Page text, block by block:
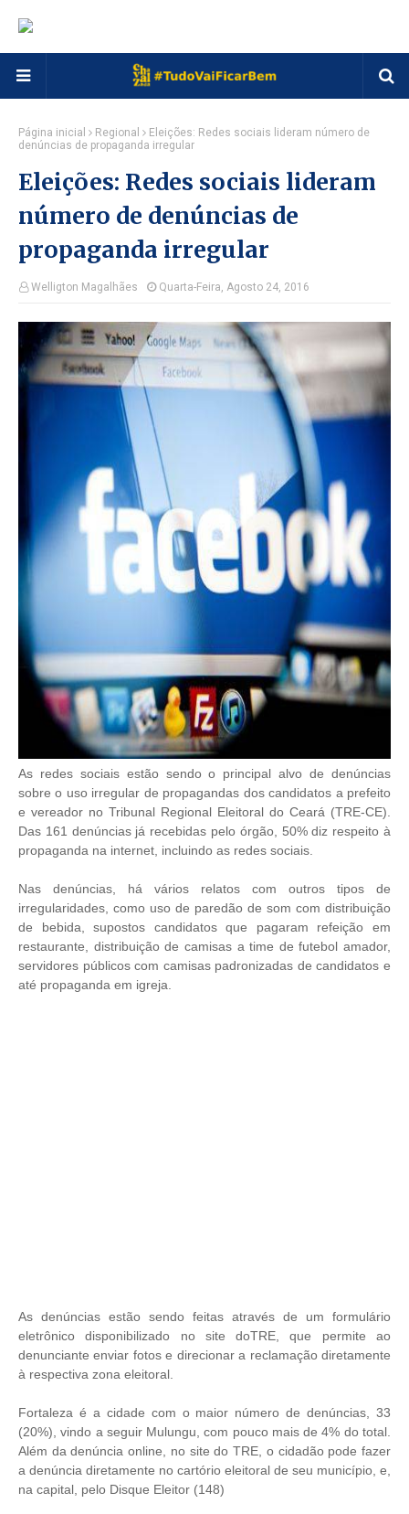
Página inicial Regional
Eleições: Redes sociais lideram número de
denúncias de propaganda irregular
Eleições: Redes sociais lideram
número de denúncias de
propaganda irregular
Welligton Magalhães Quarta-Feira, Agosto 24, 2016
As redes sociais estão sendo o principal alvo de denúncias
sobre o uso irregular de propagandas dos candidatos a prefeito
e vereador no Tribunal Regional Eleitoral do Ceará (TRE-CE).
Das 161 denúncias já recebidas pelo órgão, 50% diz respeito à
propaganda na internet, incluindo as redes sociais.
Nas denúncias, há vários relatos com outros tipos de
irregularidades, como uso de paredão de som com distribuição
de bebida, supostos candidatos que pagaram refeição em
restaurante, distribuição de camisas a time de futebol amador,
servidores públicos com camisas padronizadas de candidatos e
até propaganda em igreja.
As denúncias estão sendo feitas através de um formulário
eletrônico disponibilizado no site doTRE, que permite ao
denunciante enviar fotos e direcionar a reclamação diretamente
à respectiva zona eleitoral.
Fortaleza é a cidade com o maior número de denúncias, 33
(20%), vindo a seguir Mulungu, com pouco mais de 4% do total.
Além da denúncia online, no site do TRE, o cidadão pode fazer
a denúncia diretamente no cartório eleitoral de seu município, e,
na capital, pelo Disque Eleitor (148)